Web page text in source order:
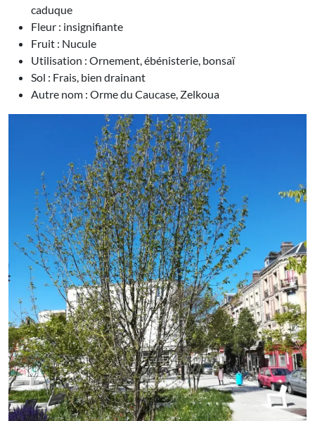
caduque
Fleur : insignifiante
Fruit : Nucule
Utilisation : Ornement, ébénisterie, bonsaï
Sol : Frais, bien drainant
Autre nom : Orme du Caucase, Zelkoua